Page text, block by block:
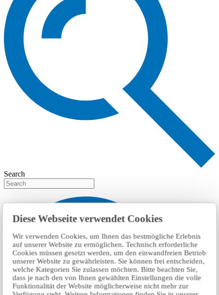
Diese Webseite verwendet Cookies
Wir verwenden Cookies, um Ihnen das bestmögliche Erlebnis
auf unserer Website zu ermöglichen. Technisch erforderliche
Cookies müssen gesetzt werden, um den einwandfreien Betrieb
unserer Website zu gewährleisten. Sie können frei entscheiden,
welche Kategorien Sie zulassen möchten. Bitte beachten Sie,
dass je nach den von Ihnen gewählten Einstellungen die volle
Funktionalität der Website möglicherweise nicht mehr zur
Search